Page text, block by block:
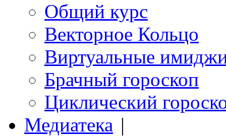
Общий курс
Векторное Кольцо
Виртуальные
Брачный гороскоп
Циклический
Медиатека |